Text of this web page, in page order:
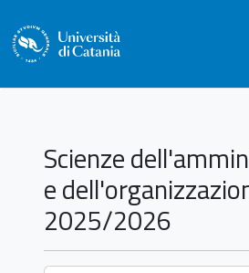
Scienze
e
2025/2026